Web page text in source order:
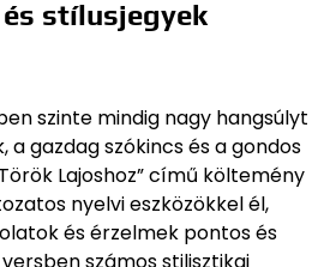
stílusjegyek
szinte mindig nagy hangsúlyt
a gazdag szókincs és a gondos
Lajoshoz” című költemény
nyelvi eszközökkel él,
és érzelmek pontos és
számos stilisztikai